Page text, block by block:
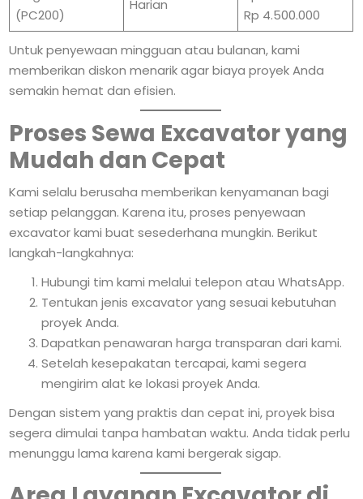
(PC200)
Harian
Rp 4.500.000
Untuk penyewaan mingguan atau bulanan, kami
memberikan diskon menarik agar biaya proyek Anda
semakin hemat dan efisien.
Proses Sewa Excavator yang
Mudah dan Cepat
Kami selalu berusaha memberikan kenyamanan bagi
setiap pelanggan. Karena itu, proses penyewaan
excavator kami buat sesederhana mungkin. Berikut
langkah-langkahnya:
Hubungi tim kami melalui telepon atau WhatsApp.
Tentukan jenis excavator yang sesuai kebutuhan
proyek Anda.
Dapatkan penawaran harga transparan dari kami.
Setelah kesepakatan tercapai, kami segera
mengirim alat ke lokasi proyek Anda.
Dengan sistem yang praktis dan cepat ini, proyek bisa
segera dimulai tanpa hambatan waktu. Anda tidak perlu
menunggu lama karena kami bergerak sigap.